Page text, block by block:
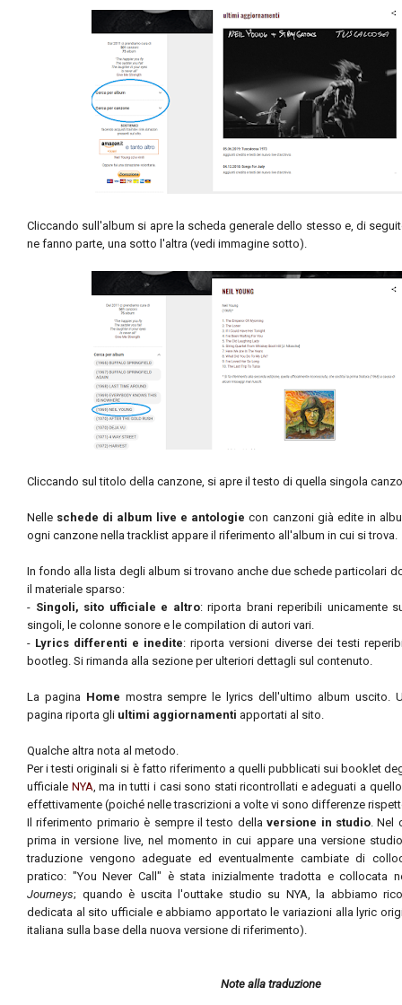
Cliccando sull'album si apre la scheda generale dello stesso e, di
ne fanno parte, una sotto l'altra (vedi immagine sotto)
Cliccando sul titolo della canzone, si apre il testo di quella singola
Nelle schede di album live e antologiecon canzoni già edite in
ogni canzone nella tracklist appare il riferimento all'album in cui si trova.
In fondo alla lista degli album si trovano anche due schede particolari
il materiale sparso:
- Singoli, sito ufficiale e altro: riporta brani reperibili unicamente
singoli, le colonne sonore e le compilation di autori vari.
- Lyrics differenti e inedite: riporta versioni diverse dei testi
bootleg. Si rimanda alla sezione per ulteriori dettagli sul contenuto.
La pagina Home mostra sempre le lyrics dell'ultimo album uscito.
pagina riporta gli ultimi aggiornamenti apportati al sito.
Qualche altra nota al metodo.
Peri testi originali si è fatto riferimento a quelli pubblicati sui booklet
ufficiale NYA , ma in tutti i casi sono stati ricontrollati e adeguati a
effettivamente (poiché nelle trascrizioni a volte vi sono differenze
Il riferimento primario è sempre il testo dellaversione in studio .
prima in versione live, nel momento in cui appare una versione
traduzione vengono adeguate ed eventualmente cambiate di
pratico: "You Never Call" è stata inizialmente tradotta e collocata
Journeys; quando è uscita l'outtake studio su NYA, la abbiamo
dedicata al sito ufficiale e abbiamo apportato le variazioni alla lyric
italiana sulla base della nuova versione di riferimento).
Note alla traduzione